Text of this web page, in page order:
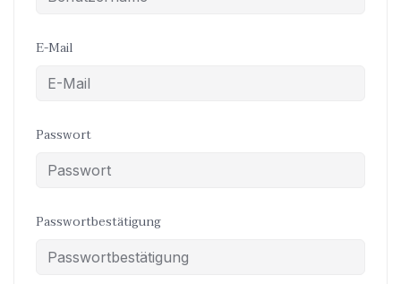
E-Mail
Passwort
Passwortbestätigung